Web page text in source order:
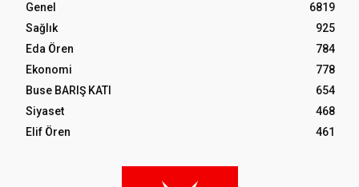
Genel
6819
Sağlık
925
Eda Ören
784
Ekonomi
778
Buse BARIŞ KATI
654
Siyaset
468
Elif Ören
461